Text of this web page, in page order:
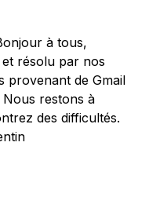
à tous,
résolu par nos
provenant de Gmail
restons à
des difficultés.